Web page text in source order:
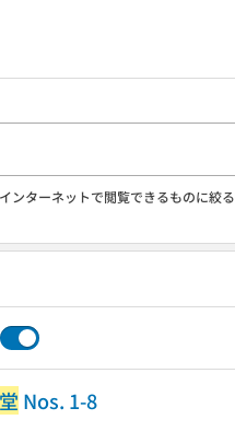
インターネットで閲覧できるものに絞る
Nos. 1-8